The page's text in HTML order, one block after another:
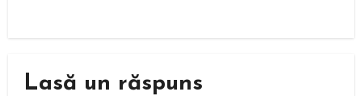
Lasă un răspuns